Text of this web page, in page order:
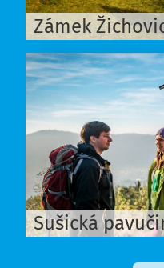
Zámek
Sušická